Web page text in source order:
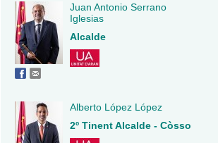
Juan Antonio Serrano
Iglesias
Alcalde
Alberto López López
2º Tinent Alcalde - Còsso